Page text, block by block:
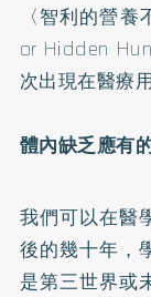
〈智利的營
or Hidden
次出現在醫療
體內缺乏應有
我們可以在醫
後的幾十年，
是第三世界或